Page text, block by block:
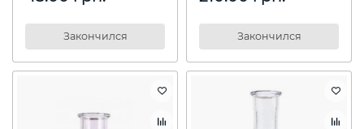
Закончился Закончился